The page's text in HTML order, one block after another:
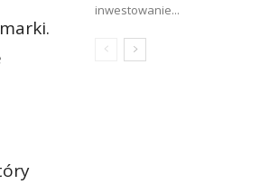
inwestowanie...